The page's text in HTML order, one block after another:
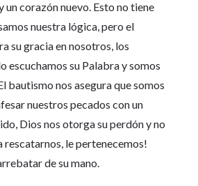
un corazón nuevo. Esto no tiene
nuestra lógica, pero el
su gracia en nosotros, los
escuchamos su Palabra y somos
bautismo nos asegura que somos
nuestros pecados con un
Dios nos otorga su perdón y no
rescatarnos, le pertenecemos!
de su mano.